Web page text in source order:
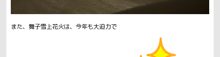
また、舞子雪上花火は、今年も大迫力で